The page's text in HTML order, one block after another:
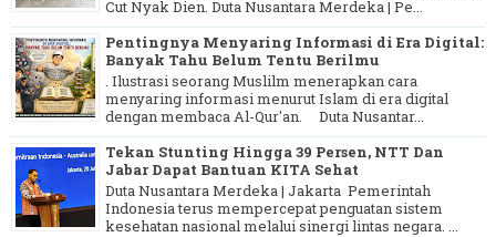
Cut Nyak Dien. Duta Nusantara Merdeka | Pe...
Pentingnya Menyaring Informasi di Era Digital:
Banyak Tahu Belum Tentu Berilmu
. Ilustrasi seorang Muslilm menerapkan cara
menyaring informasi menurut Islam di era digital
dengan membaca Al-Qur'an. Duta Nusantar...
Tekan Stunting Hingga 39 Persen, NTT Dan
Jabar Dapat Bantuan KITA Sehat
Duta Nusantara Merdeka | Jakarta Pemerintah
Indonesia terus mempercepat penguatan sistem
kesehatan nasional melalui sinergi lintas negara. ...